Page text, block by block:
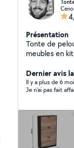
Présentation
Tonte de
meubles en
Dernier avis
Il y a plus de 6
Je n’ai pas fait